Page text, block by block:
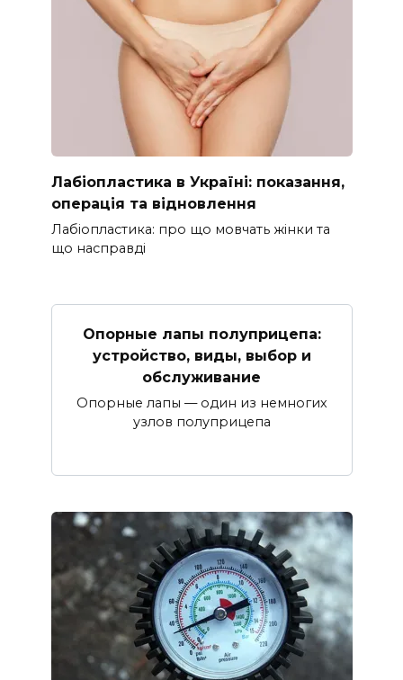
Лабіопластика в Україні: показання,
операція та відновлення
Лабіопластика: про що мовчать жінки та
що насправді
Опорные лапы полуприцепа:
устройство, виды, выбор и
обслуживание
Опорные лапы — один из немногих
узлов полуприцепа